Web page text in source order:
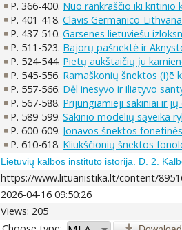
P. 366-400. Nuo rankraščio iki
P. 401-418.Clavis Germanico-
P. 437-510.Garsenes lietuviešu
P. 511-523. Bajorų pašnektė ir
P. 524-544. Pietų aukštaičių įu
P. 545-556. Ramaškonių šnektos (i)ē
P. 557-566. Dėl inesyvo ir iliatyvo
P. 567-588. Prijungiamieji sakiniai ir
P. 589-599.Sakinio modelių sąveika
P. 600-609. Jonavos šnektos
P. 610-618. Kliukščionių šnektos
Lietuvių kalbos instituto istorija. D. 2.
https://www.lituanistika.lt/content/
2026-04-16 09:50:26
Views: 205